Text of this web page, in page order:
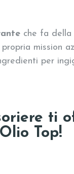
che fa
mission
per
ti
Top!